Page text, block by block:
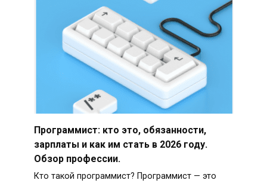
Программист: кто это, обязанности,
зарплаты и как им стать в 2026 году.
Обзор профессии.
Кто такой программист? Программист — это